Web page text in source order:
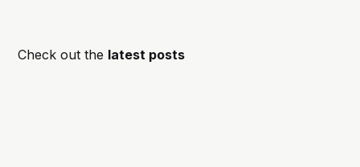
Check out the latest posts